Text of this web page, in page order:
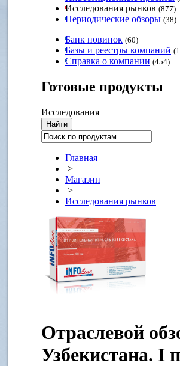
Исследования рынков (877)
Периодические обзоры (38)
Банк новинок (60)
Базы и реестры компаний
Справка о компании (454)
Готовые продукты
Исследования
Главная
>
Магазин
>
Исследования рынков
Отраслевой
Узбекистана. I